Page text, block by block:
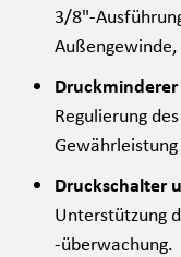
3/8"-
Regulierung
Druckschalter
Unterstützung
-überwachung.